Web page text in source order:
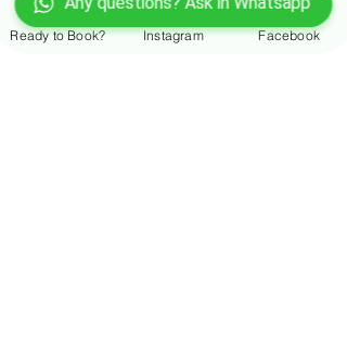
curso) – AMIR/Universidad Católica de Ávila,
España
Ready to Book? Instagram Facebook